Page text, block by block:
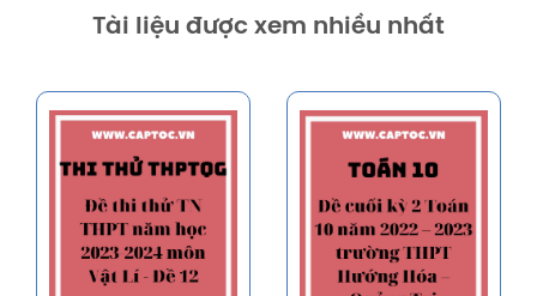
Tài liệu được xem nhiều nhất